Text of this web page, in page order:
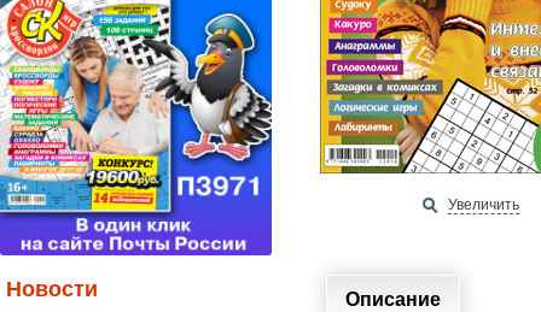
Новости
Увеличить
Описание